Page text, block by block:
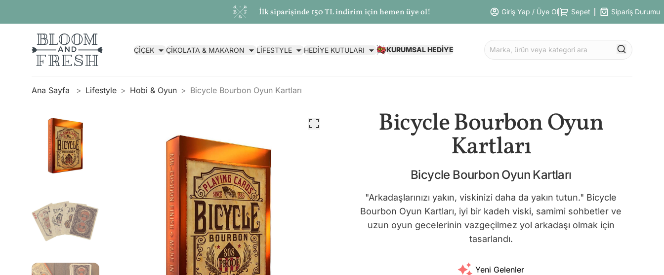
İlk siparişinde 150 TL indirim için hemen üye ol! Giriş Yap / Üye Ol Sepet Sipariş Durumu
ÇİÇEK ÇİKOLATA & MAKARON LİFESTYLE HEDİYE KUTULARI KURUMSAL HEDİYE
Ana Sayfa Lifestyle Hobi & Oyun Bicycle Bourbon Oyun Kartları
Bicycle Bourbon Oyun
Kartları
Bicycle Bourbon Oyun Kartları
"Arkadaşlarınızı yakın, viskinizi daha da yakın tutun." Bicycle
Bourbon Oyun Kartları, iyi bir kadeh viski, samimi sohbetler ve
uzun oyun gecelerinin vazgeçilmez yol arkadaşı olmak için
tasarlandı.
Yeni Gelenler